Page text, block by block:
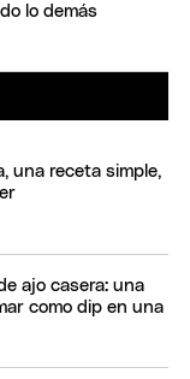
lo demás
una receta simple,
ajo casera: una
como dip en una